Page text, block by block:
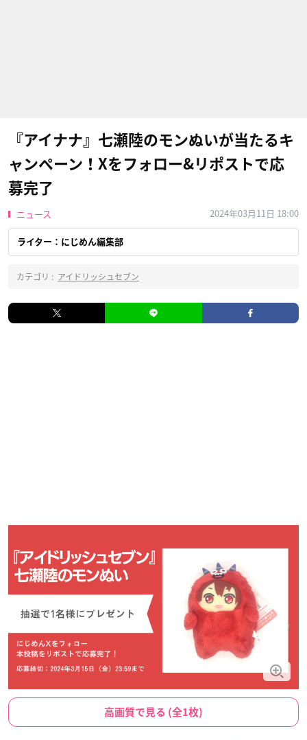
『アイナナ』七瀬陸のモンぬいが当たるキ
ャンペーン！Xをフォロー&リポストで応
募完了
ニュース 2024年03月11日 18:00
ライター：にじめん編集部
カテゴリ : アイドリッシュセブン
高画質で見る (全1枚)